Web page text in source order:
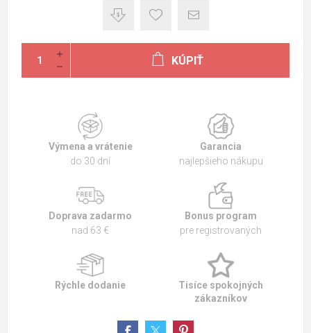
KÚPIŤ
Výmena a vrátenie
do 30 dní
Garancia
najlepšieho nákupu
Doprava zadarmo
nad 63 €
Bonus program
pre registrovaných
Rýchle dodanie
Tisíce spokojných
zákazníkov